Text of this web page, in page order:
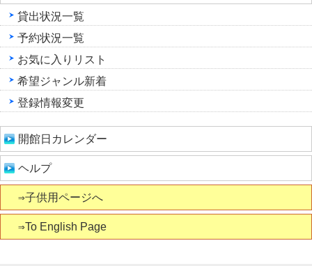
貸出状況一覧
予約状況一覧
お気に入りリスト
希望ジャンル新着
登録情報変更
開館日カレンダー
ヘルプ
⇒子供用ページへ
⇒To English Page